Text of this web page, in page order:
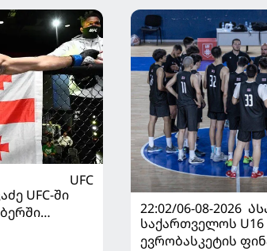
UFC
UFC-ში
22:02/06-08-2026
საქართველოს U16
ევრობასკეტის